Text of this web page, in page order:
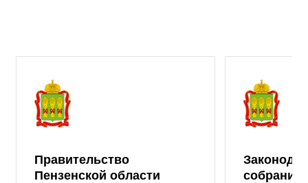
Правительство
Пензенской области
собрание